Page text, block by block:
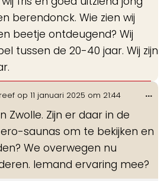
berendonck. Wie zien wij
beetje ontdeugend? Wij
tussen de 20-40 jaar. Wij zijn
op 11 januari 2025 om 21:44
Zwolle. Zijn er daar in de
saunas om te bekijken en
We overwegen nu
Iemand ervaring mee?
...